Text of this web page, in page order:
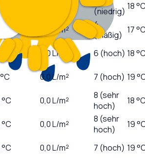
(niedrig) 18
°C L/m²
4
(mäßig) 17
°C 0,0L/m² 6 (hoch) 18
°C 0,0L/m² 7 (hoch) 19
°C 0,0L/m²
8 (sehr
hoch)
18
°C 0,0L/m²
8 (sehr
hoch)
19
°C 0,0L/m² 7 (hoch) 19